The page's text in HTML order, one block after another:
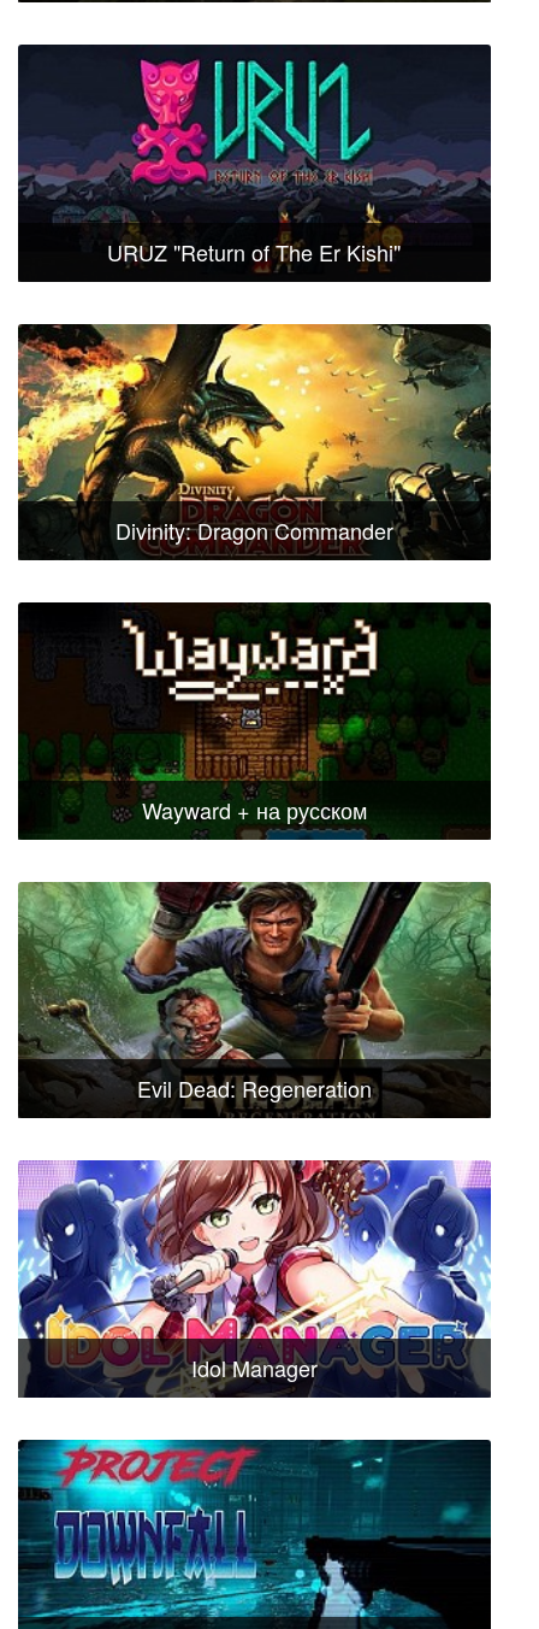
URUZ "Return of The Er Kishi"
Divinity: Dragon Commander
Wayward + на русском
Evil Dead: Regeneration
Idol Manager